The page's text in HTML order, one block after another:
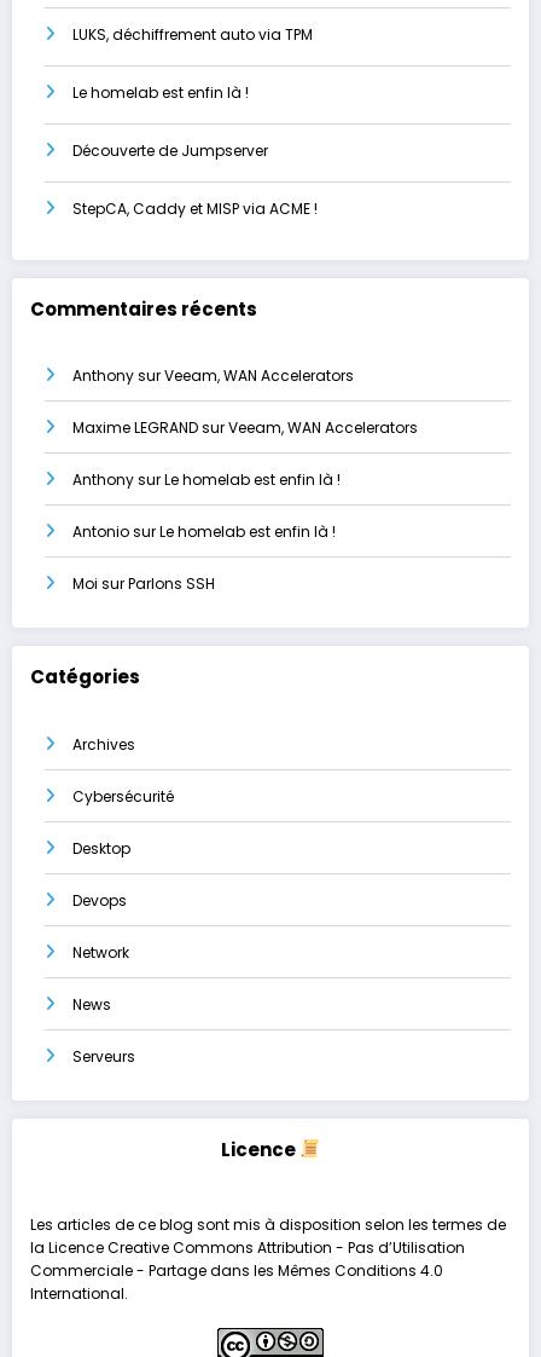
LUKS, déchiffrement auto via TPM
Le homelab est enfin là !
Découverte de Jumpserver
StepCA, Caddy et MISP via ACME !
Commentaires récents
AnthonysurVeeam, WAN Accelerators
Maxime LEGRANDsurVeeam, WAN Accelerators
AnthonysurLe homelab est enfin là !
AntoniosurLe homelab est enfin là !
Moi surParlons SSH
Catégories
Archives
Cybersécurité
Desktop
Devops
Network
News
Serveurs
Licence
Les articles de ce blog sont mis à disposition selon les termes de
la Licence Creative Commons Attribution - Pas d’Utilisation
Commerciale - Partage dans les Mêmes Conditions 4.0
International.